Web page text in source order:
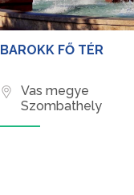
BAROKK FŐ TÉR
Vas megye
Szombathely